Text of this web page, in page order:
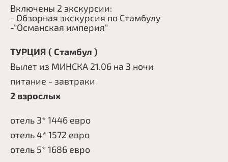
Россия
Китай
Грузия
Все страны
Команда
Поиск
+375297186536
+375295551558
+375297771758
Включены 2 экскурсии:
- Обзорная экскурсия по Стамбулу
-"Османская империя"
ТУРЦИЯ ( Стамбул )
Вылет из МИНСКА 21.06 на 3 ночи
питание - завтраки
2 взрослых
отель 3* 1446 евро
отель 4* 1572 евро
отель 5* 1686 евро